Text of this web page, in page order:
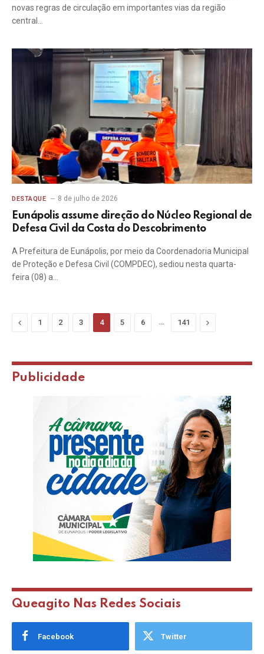
novas regras de circulação em importantes vias da região
central…
DESTAQUE 8 de julho de 2026
Eunápolis assume direção do Núcleo Regional de
Defesa Civil da Costa do Descobrimento
A Prefeitura de Eunápolis, por meio da Coordenadoria Municipal
de Proteção e Defesa Civil (COMPDEC), sediou nesta quarta-
feira (08) a…
Previous
1 2 3 4 5 6 … 141 Next
Publicidade
Queagito Nas Redes Sociais
Facebook Twitter